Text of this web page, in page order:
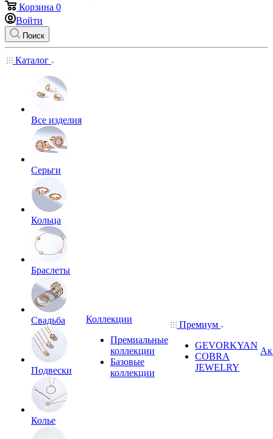
Корзина 0
Войти
Поиск
Каталог
Все изделия
Серьги
Кольца
Браслеты
Свадьба
Подвески
Колье
Коллекции
Премиальные
коллекции
Базовые
коллекции
Премиум
GEVORKYAN
COBRA
JEWELRY